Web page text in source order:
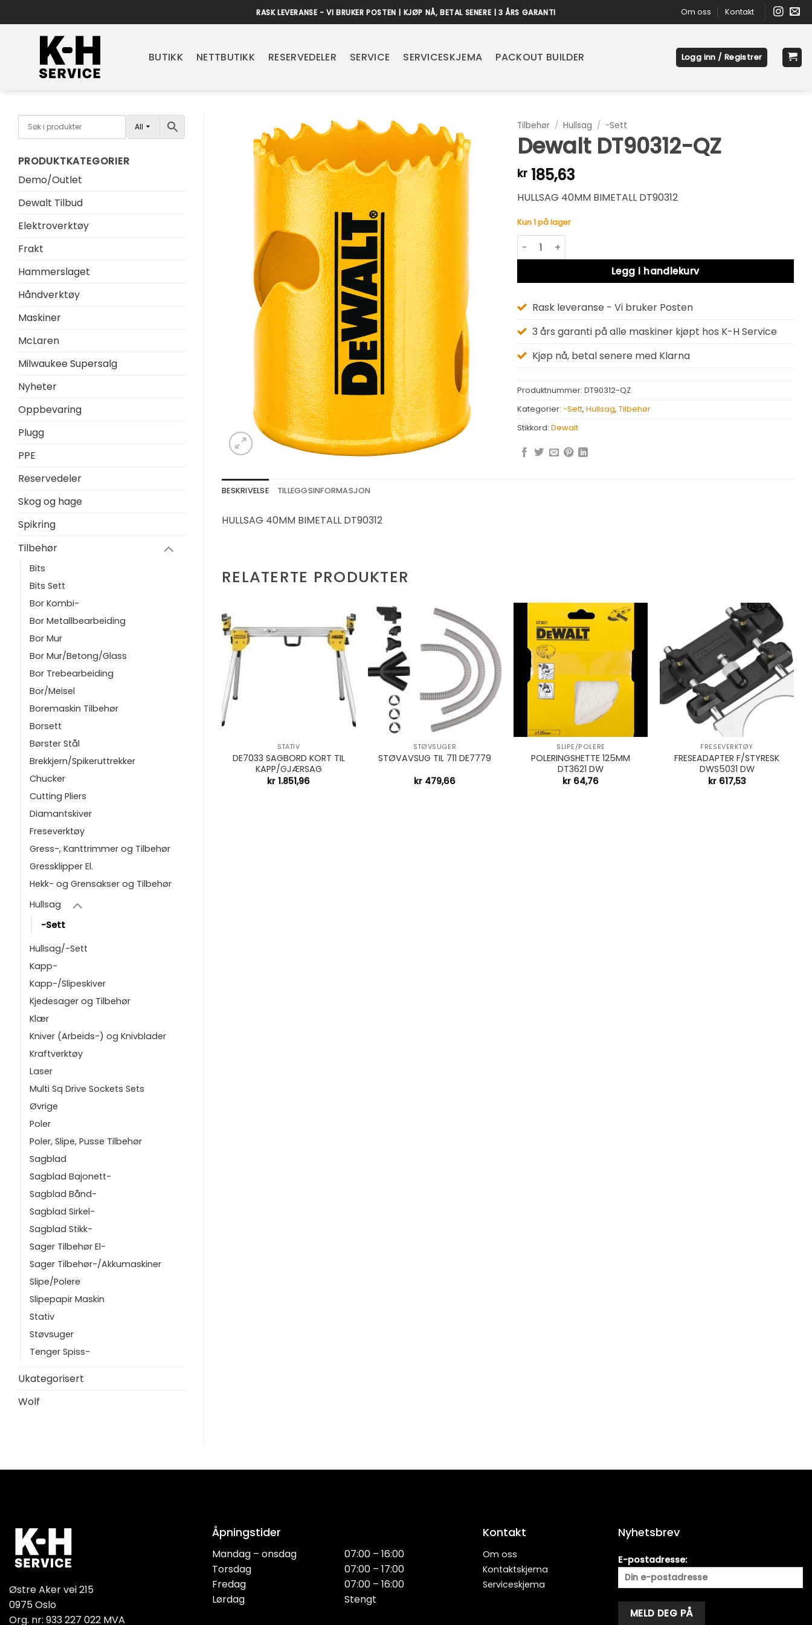
to
RASK LEVERANSE - VI BRUKER POSTEN | KJØP NÅ, BETAL SENERE | 3 ÅRS GARANTI Om oss Kontakt
BUTIKK NETTBUTIKK RESERVEDELER SERVICE SERVICESKJEMA PACKOUT BUILDER Logg inn / Registrer
All
PRODUKTKATEGORIER
Demo/Outlet
Dewalt Tilbud
Elektroverktøy
Frakt
Hammerslaget
Håndverktøy
Maskiner
McLaren
Milwaukee Supersalg
Nyheter
Oppbevaring
Plugg
PPE
Reservedeler
Skog og hage
Spikring
Tilbehør
Bits
Bits Sett
Bor Kombi-
Bor Metallbearbeiding
Bor Mur
Bor Mur/Betong/Glass
Bor Trebearbeiding
Bor/Meisel
Boremaskin Tilbehør
Borsett
Børster Stål
Brekkjern/Spikeruttrekker
Chucker
Cutting Pliers
Diamantskiver
Freseverktøy
Gress-, Kanttrimmer og Tilbehør
Gressklipper El.
Hekk- og Grensakser og Tilbehør
Hullsag
-Sett
Hullsag/-Sett
Kapp-
Kapp-/Slipeskiver
Kjedesager og Tilbehør
Klær
Kniver (Arbeids-) og Knivblader
Kraftverktøy
Laser
Multi Sq Drive Sockets Sets
Øvrige
Poler
Poler, Slipe, Pusse Tilbehør
Sagblad
Sagblad Bajonett-
Sagblad Bånd-
Sagblad Sirkel-
Sagblad Stikk-
Sager Tilbehør El-
Sager Tilbehør-/Akkumaskiner
Slipe/Polere
Slipepapir Maskin
Stativ
Støvsuger
Tenger Spiss-
Ukategorisert
Wolf
Tilbehør / Hullsag / -Sett
Dewalt DT90312-QZ
kr185,63
HULLSAG 40MM BIMETALL DT90312
Kun 1 på lager
Dewalt DT90312-QZ antall
Legg i handlekurv
Alternative:
Rask leveranse - Vi bruker Posten
3 års garanti på alle maskiner kjøpt hos K-H Service
Kjøp nå, betal senere med Klarna
Produktnummer: DT90312-QZ
Kategorier: -Sett, Hullsag, Tilbehør
Stikkord: Dewalt
BESKRIVELSE TILLEGGSINFORMASJON
HULLSAG 40MM BIMETALL DT90312
RELATERTE PRODUKTER
STATIV
DE7033 SAGBORD KORT TIL
KAPP/GJÆRSAG
kr 1.851,96
STØVSUGER
STØVAVSUG TIL 711 DE7779
kr 479,66
SLIPE/POLERE
POLERINGSHETTE 125MM
DT3621 DW
kr 64,76
FRESEVERKTØY
FRESEADAPTER F/STYRESK
DWS5031 DW
kr617,53
SKRUER
STATIV DWE74911
Østre Aker vei 215
0975 Oslo
Org. nr: 933 227 022 MVA
Åpningstider
Mandag – onsdag
Torsdag
Fredag
Lørdag
07:00 – 16:00
07:00 – 17:00
07:00 – 16:00
Stengt
Kontakt
Om oss
Kontaktskjema
Serviceskjema
Nyhetsbrev
E-postadresse: